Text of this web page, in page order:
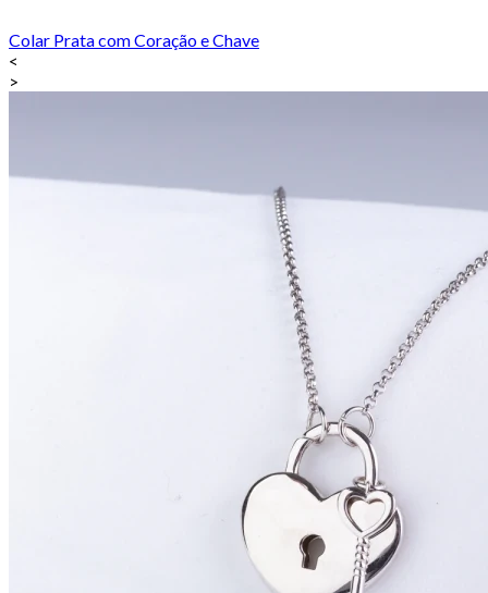
Colar Prata com Coração e Chave
<
>